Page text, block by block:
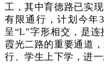
工，其中育德路已实
有限通行，计划今年
呈“L”字形相交，是
霞光二路的重要通道
行、学生上下学，进